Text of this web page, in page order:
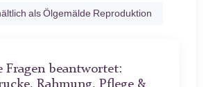
als Ölgemälde Reproduktion
Fragen beantwortet: